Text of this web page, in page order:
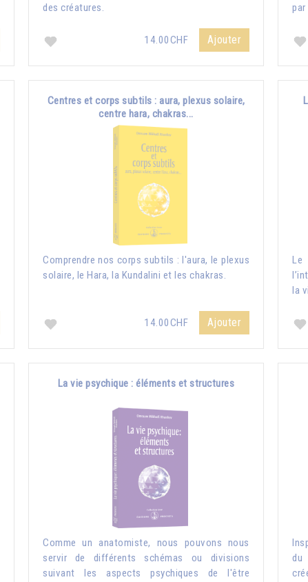
des créatures.
14.00CHF Ajouter
Centres et corps subtils : aura, plexus solaire,
centre hara, chakras...
Comprendre nos corps subtils : l'aura, le plexus
solaire, le Hara, la Kundalini et les chakras.
14.00CHF Ajouter
Le
la
La vie psychique : éléments et structures
Comme un anatomiste, nous pouvons nous
servir de différents schémas ou divisions
suivant les aspects psychiques de l'être
du